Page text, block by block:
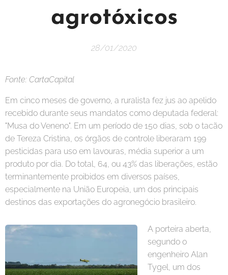
agrotóxicos
28/01/2020
Fonte: CartaCapital
Em cinco meses de governo, a ruralista fez jus ao apelido
recebido durante seus mandatos como deputada federal:
"Musa do Veneno". Em um período de 150 dias, sob o tacão
de Tereza Cristina, os órgãos de controle liberaram 199
pesticidas para uso em lavouras, média superior a um
produto por dia. Do total, 64, ou 43% das liberações, estão
terminantemente proibidos em diversos países,
especialmente na União Europeia, um dos principais
destinos das exportações do agronegócio brasileiro.
A porteira aberta,
segundo o
engenheiro Alan
Tygel, um dos